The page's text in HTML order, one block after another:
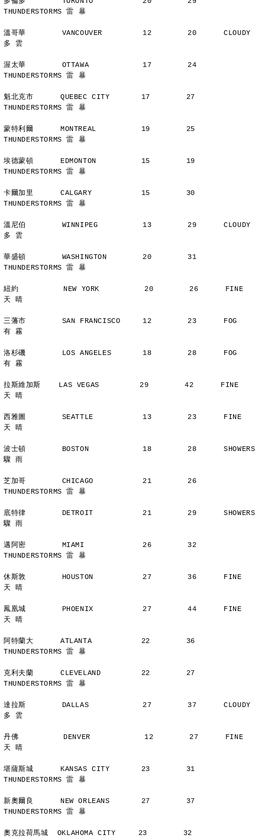
THUNDERSTORMS 雷 暴
溫哥華        VANCOUVER         12        20      CLOUDY
多 雲
渥太華        OTTAWA            17        24
THUNDERSTORMS 雷 暴
魁北克市      QUEBEC CITY       17        27
THUNDERSTORMS 雷 暴
蒙特利爾      MONTREAL          19        25
THUNDERSTORMS 雷 暴
埃德蒙頓      EDMONTON          15        19
THUNDERSTORMS 雷 暴
卡爾加里      CALGARY           15        30
THUNDERSTORMS 雷 暴
溫尼伯        WINNIPEG          13        29      CLOUDY
多 雲
華盛頓        WASHINGTON        20        31
THUNDERSTORMS 雷 暴
紐約          NEW YORK          20        26      FINE
天 晴
三藩市        SAN FRANCISCO     12        23      FOG
有 霧
洛杉磯        LOS ANGELES       18        28      FOG
有 霧
拉斯維加斯    LAS VEGAS         29        42      FINE
天 晴
西雅圖        SEATTLE           13        23      FINE
天 晴
波士頓        BOSTON            18        28      SHOWERS
驟 雨
芝加哥        CHICAGO           21        26
THUNDERSTORMS 雷 暴
底特律        DETROIT           21        29      SHOWERS
驟 雨
邁阿密        MIAMI             26        32
THUNDERSTORMS 雷 暴
休斯敦        HOUSTON           27        36      FINE
天 晴
鳳凰城        PHOENIX           27        44      FINE
天 晴
阿特蘭大      ATLANTA           22        36
THUNDERSTORMS 雷 暴
克利夫蘭      CLEVELAND         22        27
THUNDERSTORMS 雷 暴
達拉斯        DALLAS            27        37      CLOUDY
多 雲
丹佛          DENVER            12        27      FINE
天 晴
堪薩斯城      KANSAS CITY       23        31
THUNDERSTORMS 雷 暴
新奧爾良      NEW ORLEANS       27        37
THUNDERSTORMS 雷 暴
奧克拉荷馬城  OKLAHOMA CITY     23        32